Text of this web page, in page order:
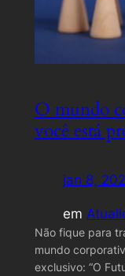
O mundo
você está
jan 8,
em
Não fique para
mundo
exclusivo: “O